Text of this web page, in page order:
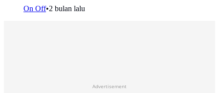
On Off•2 bulan lalu
Advertisement